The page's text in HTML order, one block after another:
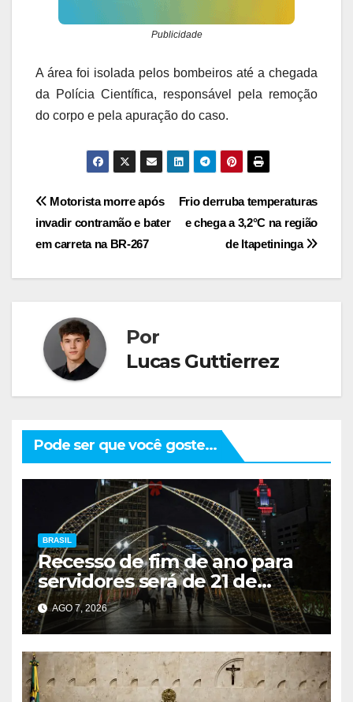
Publicidade
A área foi isolada pelos bombeiros até a chegada
da Polícia Científica, responsável pela remoção
do corpo e pela apuração do caso.
Navegação
de
Post
Frio derruba temperaturas
e chega a 3,2°C na região
de Itapetininga
Motorista morre após
invadir contramão e bater
em carreta na BR-267
Por
Lucas Guttierrez
Pode ser que você goste...
BRASIL
Recesso de fim de ano para
servidores será de 21 de
dezembro a 1º de janeiro
AGO 7, 2026